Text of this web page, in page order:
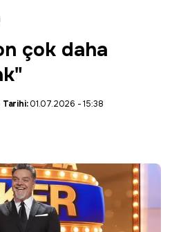
çok daha
Tarihi:01.07.2026 - 15:38